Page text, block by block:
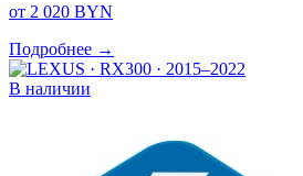
от 2 020 BYN
Подробнее →
В наличии